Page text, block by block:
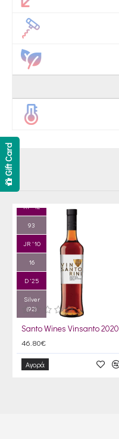
RP '12
93
JR '10
16
D '25
Silver
(92)
Santo Wines Vinsanto 2020
46.80€
Αγορά
Gift Card